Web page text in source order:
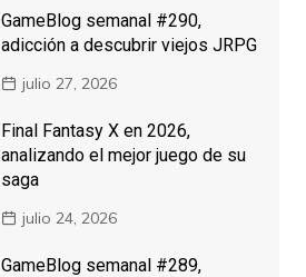
GameBlog semanal #290,
adicción a descubrir viejos JRPG
julio 27, 2026
Final Fantasy X en 2026,
analizando el mejor juego de su
saga
julio 24, 2026
GameBlog semanal #289,